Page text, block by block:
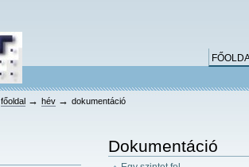
főoldal → hév → dokumentáció
Dokumentáció